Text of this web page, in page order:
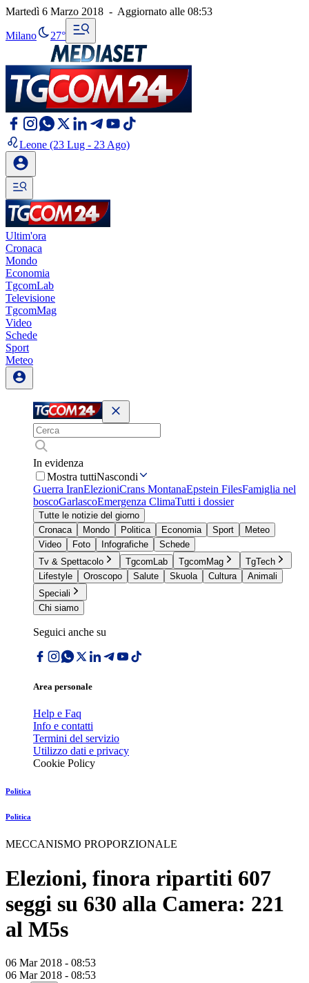
Martedì 6 Marzo 2018 - Aggiornato alle 08:53
Milano 27°
Leone (23 Lug - 23 Ago)
Ultim'ora
Cronaca
Mondo
Economia
TgcomLab
Televisione
TgcomMag
Video
Schede
Sport
Meteo
In evidenza
Mostra tuttiNascondi
Guerra IranElezioniCrans MontanaEpstein FilesFamiglia nel
boscoGarlascoEmergenza ClimaTutti i dossier
Tutte le notizie del giorno
Cronaca
Mondo Politica Economia Sport
Meteo
Video
Foto Infografiche
Schede
Tv & Spettacolo
TgcomLab TgcomMag
TgTech
Lifestyle
Oroscopo Salute Skuola Cultura
Animali
Speciali
Chi siamo
Seguici anche su
Area personale
Help e Faq
Info e contatti
Termini del servizio
Utilizzo dati e privacy
Cookie Policy
Politica
Politica
MECCANISMO PROPORZIONALE
Elezioni, finora ripartiti 607
seggi su 630 alla Camera: 221
al M5s
06 Mar 2018 - 08:53
06 Mar 2018 - 08:53